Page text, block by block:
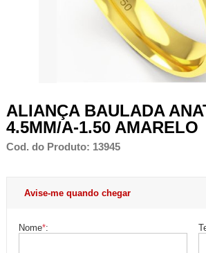
ALIANÇA BAULADA
4.5MM/A-1.50 AMARELO
Cod. do Produto: 13945
Avise-me quando chegar
Nome*: